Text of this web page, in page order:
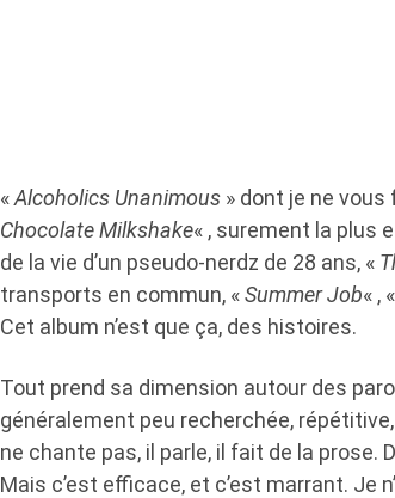
«Alcoholics Unanimous » dont je ne
Chocolate Milkshake« , surement la plus
de la vie d’un pseudo-nerdz de 28 ans, «
transports en commun, «Summer Job« , «
Cet album n’est que ça, des histoires.
Tout prend sa dimension autour des
généralement peu recherchée,
ne chante pas, il parle, il fait de la prose.
Mais c’est efficace, et c’est marrant. Je